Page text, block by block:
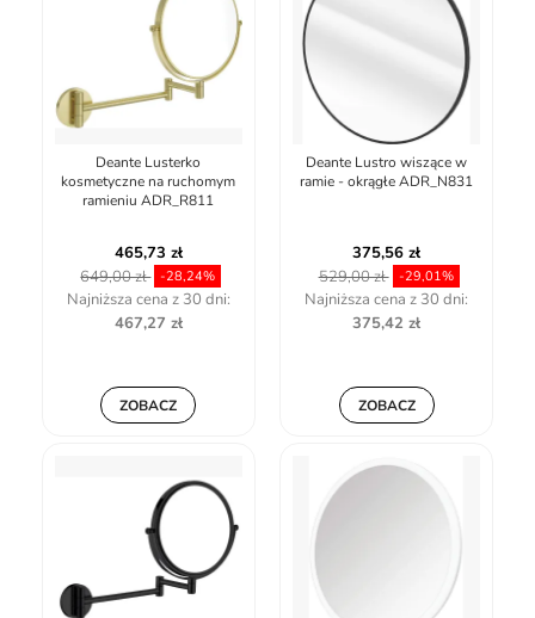
Deante Lusterko
kosmetyczne na ruchomym
ramieniu ADR_R811
465,73 zł
649,00 zł -28,24%
Najniższa cena z 30 dni:
467,27 zł
ZOBACZ
Deante Lustro wiszące w
ramie - okrągłe ADR_N831
375,56 zł
529,00 zł
-29,01%
Najniższa cena z 30 dni:
375,42 zł
ZOBACZ